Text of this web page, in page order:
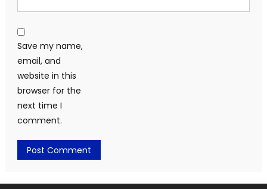
Save my name,
email, and
website in this
browser for the
next time I
comment.